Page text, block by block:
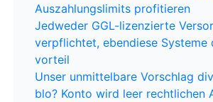
Auszahlungslimits profitieren
Jedweder GGL-lizenzierte
verpflichtet, ebendiese Systeme
vorteil
Unser unmittelbare Vorschlag
blo? Konto wird leer rechtlichen